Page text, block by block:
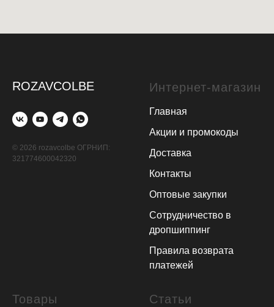
ROZAVCOLBE
© 2026 rozavcolbe ОГРНИП:
321774600042320
Интернет-магазин
Главная
Акции и промокоды
Доставка
Контакты
Оптовые закупки
Сотрудничество в
дропшиппинг
Правила возврата
платежей
Товары Статьи